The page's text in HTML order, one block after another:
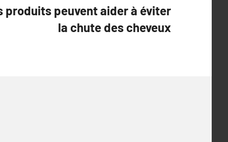
produits peuvent aider à éviter
la chute des cheveux